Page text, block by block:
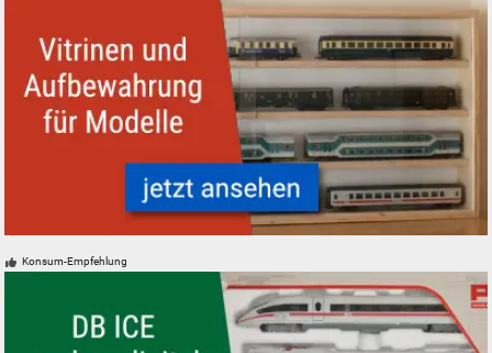
Konsum-Empfehlung